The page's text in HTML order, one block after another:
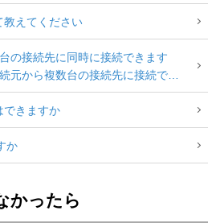
教えてください
の接続先に同時に接続できます
元から複数台の接続先に接続でき
できますか
か
かったら